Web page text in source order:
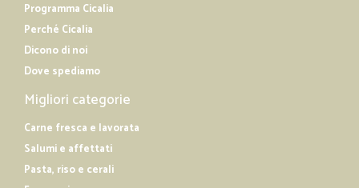
Programma Cicalia
Perché Cicalia
Dicono di noi
Dove spediamo
Migliori categorie
Carne fresca e lavorata
Salumi e affettati
Pasta, riso e cerali